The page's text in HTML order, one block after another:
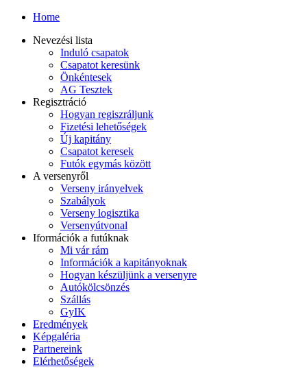
Home
Nevezési lista
Induló csapatok
Csapatot keresünk
Önkéntesek
AG Tesztek
Regisztráció
Hogyan regiszráljunk
Fizetési lehetőségek
Új kapitány
Csapatot keresek
Futók egymás között
A versenyről
Verseny irányelvek
Szabályok
Verseny logisztika
Versenyútvonal
Iformációk a futúknak
Mi vár rám
Információk a kapitányoknak
Hogyan készüljünk a versenyre
Autókölcsönzés
Szállás
GyIK
Eredmények
Képgaléria
Partnereink
Elérhetőségek